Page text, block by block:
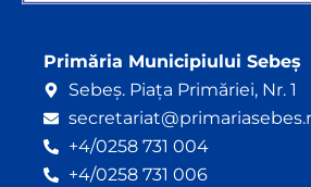
Primăria Municipiului Sebeș
Sebeș. Piața Primăriei, Nr. 1
+4/0258 731 004
+4/0258 731 006